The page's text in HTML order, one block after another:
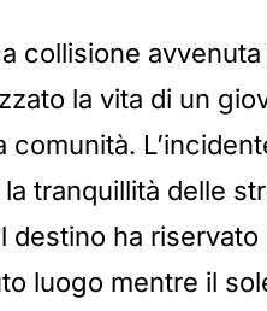
collisione
la vita di un
comunità.
tranquillità delle
destino ha
luogo mentre il